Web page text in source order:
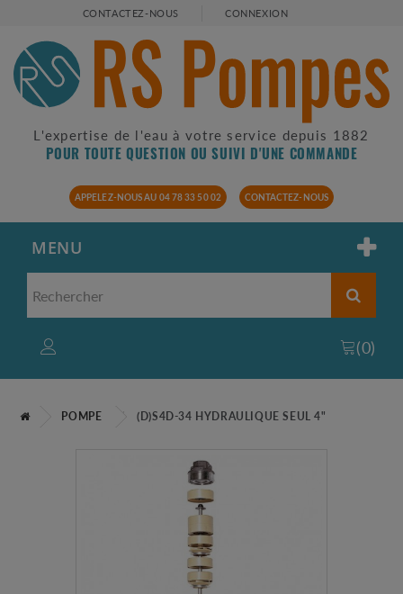
CONTACTEZ-NOUS CONNEXION
L'expertise de l'eau à votre service depuis 1882
POUR TOUTE QUESTION OU SUIVI D'UNE COMMANDE
APPELEZ-NOUS AU 04 78 33 50 02 CONTACTEZ-NOUS
MENU
(0)
POMPE (D)S4D-34 HYDRAULIQUE SEUL 4"